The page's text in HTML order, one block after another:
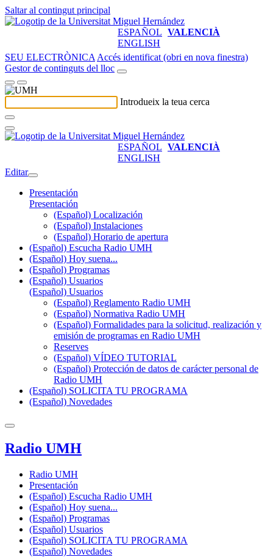
Saltar al contingut principal
ESPAÑOL VALENCIÀ
ENGLISH
SEU ELECTRÒNICA Accés identificat (obri en nova finestra)
Gestor de continguts del lloc
Introdueix la teua cerca
ESPAÑOL VALENCIÀ
ENGLISH
Editar
Presentación
Presentación
(Español) Localización
(Español) Instalaciones
(Español) Horario de apertura
(Español) Escucha Radio UMH
(Español) Hoy suena...
(Español) Programas
(Español) Usuarios
(Español) Usuarios
(Español) Reglamento Radio UMH
(Español) Normativa Radio UMH
(Español) Formalidades para la solicitud, realización y
emisión de programas en Radio UMH
Reserves
(Español) VÍDEO TUTORIAL
(Español) Protección de datos de carácter personal de
Radio UMH
(Español) SOLICITA TU PROGRAMA
(Español) Novedades
Radio UMH
Radio UMH
Presentación
(Español) Escucha Radio UMH
(Español) Hoy suena...
(Español) Programas
(Español) Usuarios
(Español) SOLICITA TU PROGRAMA
(Español) Novedades